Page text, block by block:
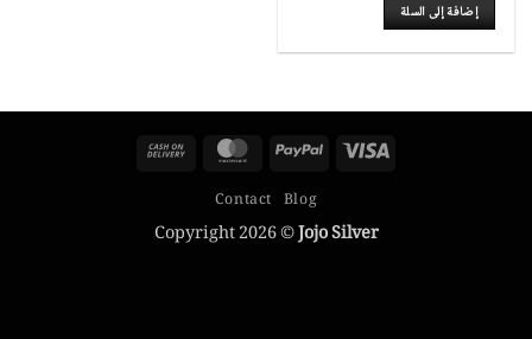
إضافة إلى السلة
Visa
PayPal
MasterCard
Blog
Contact
Copyright 2026 ©Jojo Silver